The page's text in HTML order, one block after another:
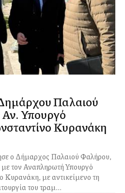
Παλαιού
Υπουργό
Κυρανάκη
ο Δήμαρχος Παλαιού Φαλήρου,
τον Αναπληρωτή Υπουργό
με αντικείμενο τη
του τραμ...